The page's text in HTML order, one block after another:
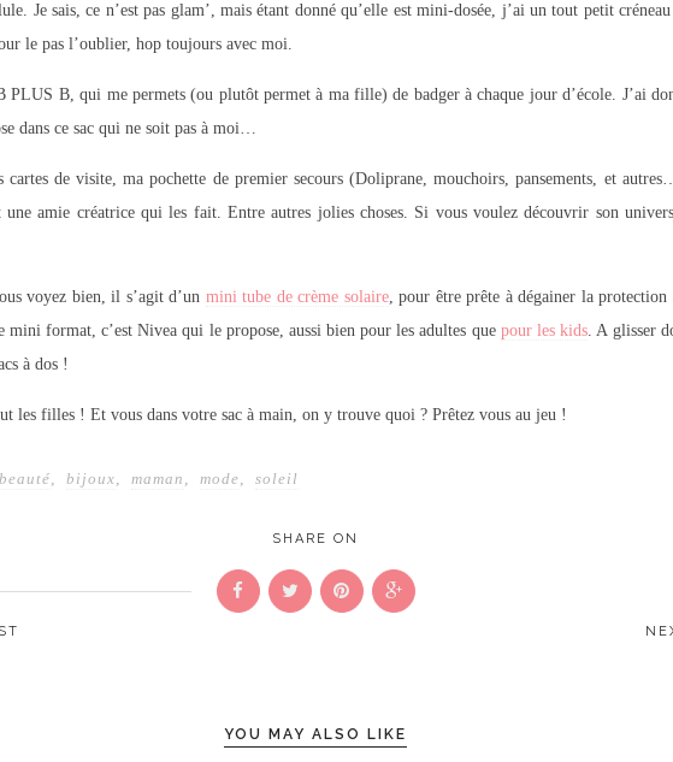
Je sais, ce n’est pas glam’, mais étant donné qu’elle est mini-dosée, j’ai un tout petit
le pas l’oublier, hop toujours avec moi.
PLUS B, qui me permets (ou plutôt permet à ma fille) de badger à chaque jour d’école. J’ai
dans ce sac qui ne soit pas à moi…
de visite, ma pochette de premier secours (Doliprane, mouchoirs, pansements, et
une amie créatrice qui les fait. Entre autres jolies choses. Si vous voulez découvrir son
voyez bien, il s’agit d’un mini tube de crème solaire, pour être prête à dégainer la protection
mini format, c’est Nivea qui le propose, aussi bien pour les adultes que pour les kids. A glisser
à dos !
les filles ! Et vous dans votre sac à main, on y trouve quoi ? Prêtez vous au jeu !
beauté, bijoux, maman , mode, soleil
SHARE ON
YOU MAY ALSO LIKE